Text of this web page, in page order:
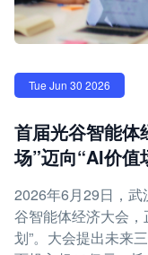
Tue Jun 30 2026
首届光谷智能体
场”迈向“AI价值
2026年6月29日，
谷智能体经济大会
划”。大会提出未来